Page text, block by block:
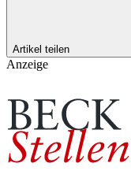
Artikel teilen
Anzeige